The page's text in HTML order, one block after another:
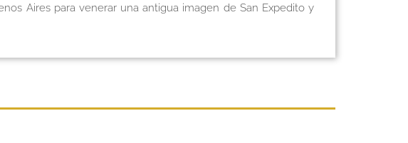
Aires para venerar una antigua imagen de San Expedito y